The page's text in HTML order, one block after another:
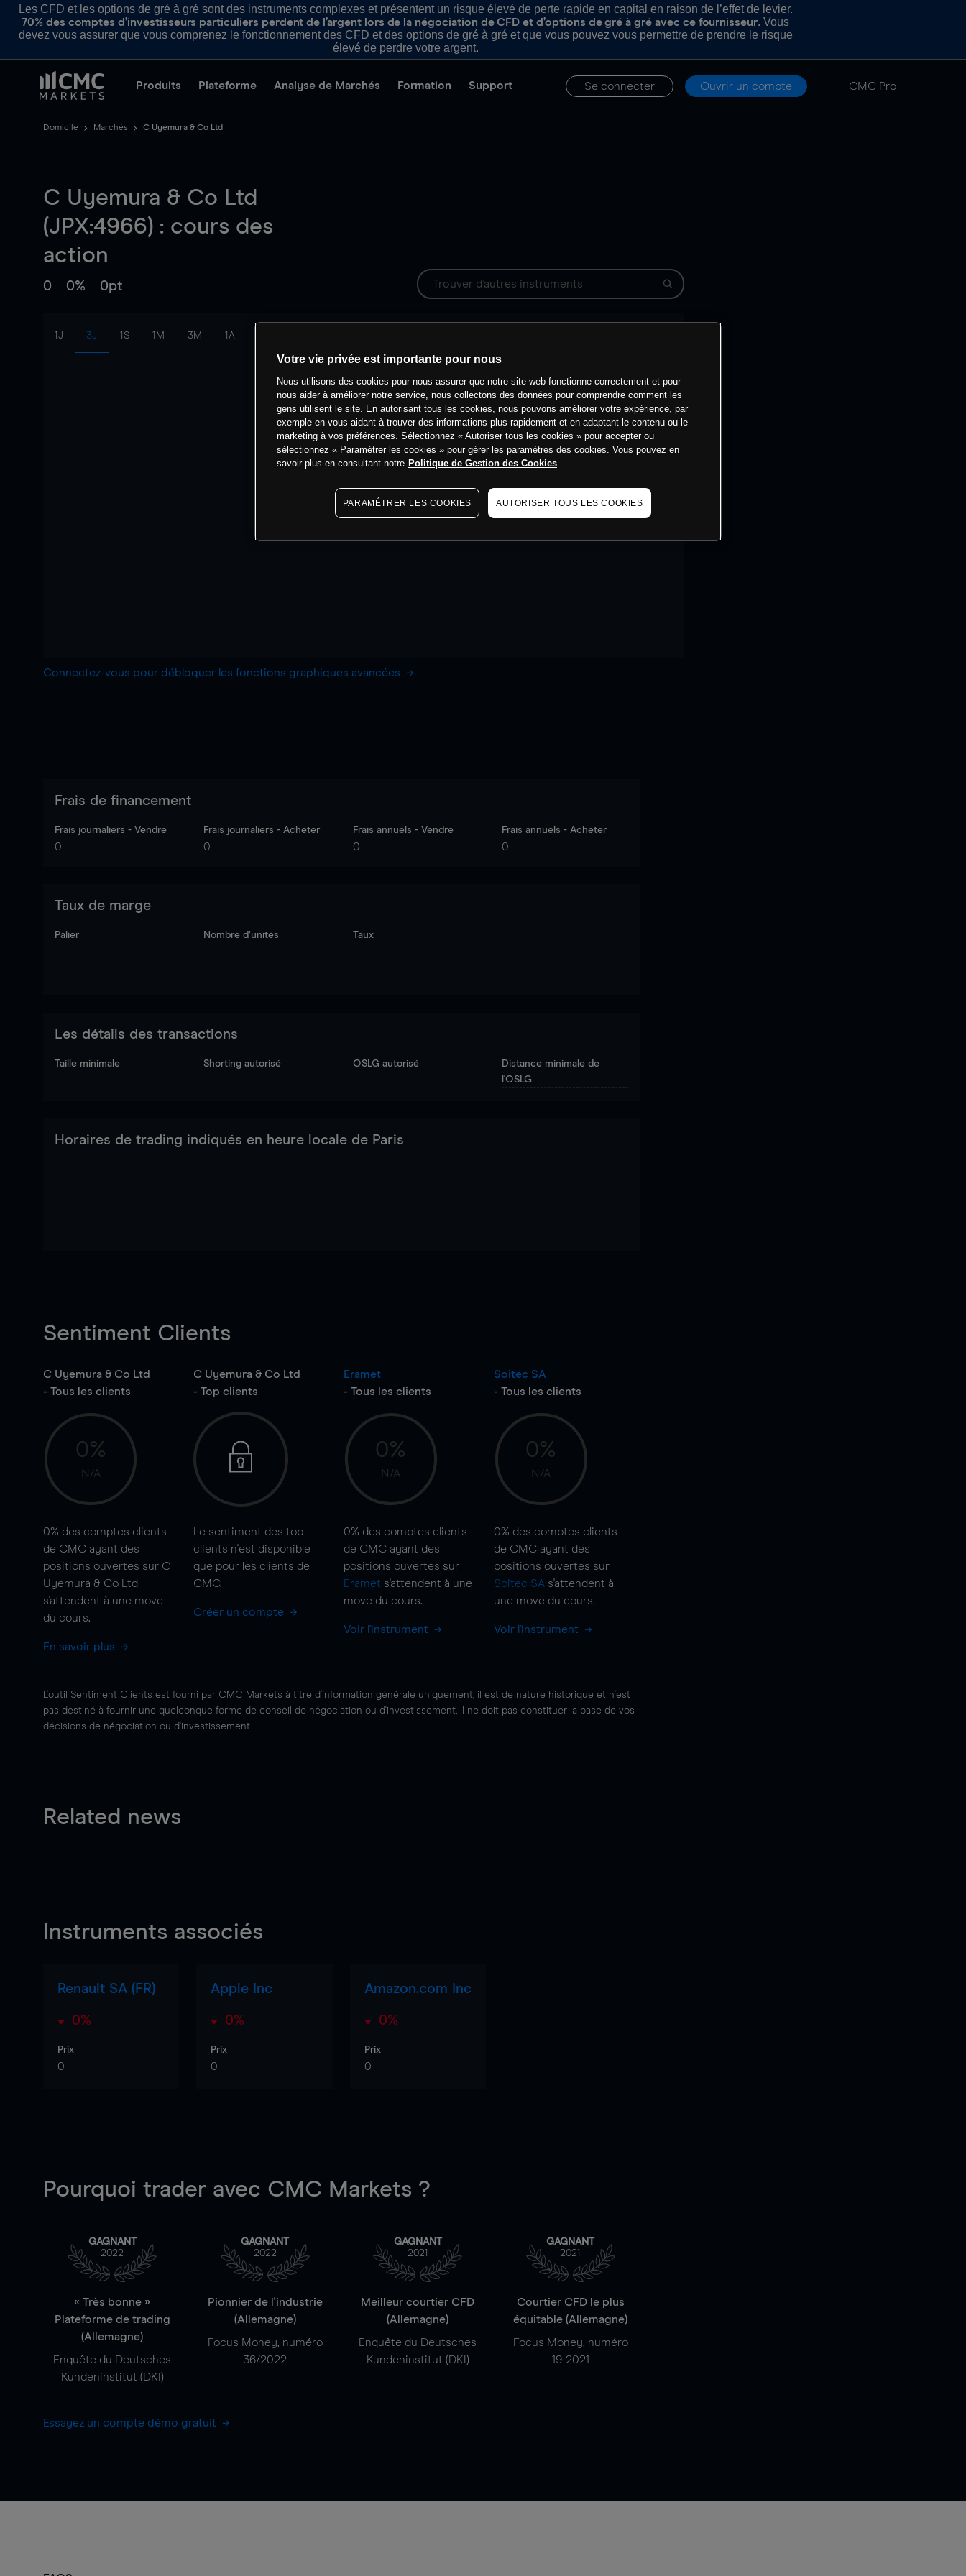
Les CFD et les options de gré à gré sont des instruments complexes et présentent un risque élevé de perte rapide en capital en raison de l’effet de levier.
70% des comptes d’investisseurs particuliers perdent de l’argent lors de la négociation de CFD et d’options de gré à gré avec ce fournisseur. Vous
devez vous assurer que vous comprenez le fonctionnement des CFD et des options de gré à gré et que vous pouvez vous permettre de prendre le risque
élevé de perdre votre argent.
Produits Plateforme Analyse de Marchés Formation Support Se connecter Ouvrir un compte CMC Pro
Domicile Marchés C Uyemura & Co Ltd
C Uyemura & Co Ltd
(JPX:4966) : cours des
action
0 0% 0pt
1J 3J 1S 1M 3M 1A
Connectez-vous pour débloquer les fonctions graphiques avancées
Frais de financement
Frais journaliers - Vendre
0
Frais journaliers - Acheter
0
Frais annuels - Vendre
0
Frais annuels - Acheter
0
Taux de marge
Palier Nombre d’unités Taux
Les détails des transactions
Taille minimale Shorting autorisé OSLG autorisé
Distance minimale de
l'OSLG
Horaires de trading indiqués en heure locale de Paris
Sentiment Clients
C Uyemura & Co Ltd
- Tous les clients
0%
N/A
0% des comptes clients
de CMC ayant des
positions ouvertes sur C
Uyemura & Co Ltd
s'attendent à une move
du cours.
En savoir plus
C Uyemura & Co Ltd
- Top clients
Le sentiment des top
clients n'est disponible
que pour les clients de
CMC.
Créer un compte
Eramet
- Tous les clients
0%
N/A
0% des comptes clients
de CMC ayant des
positions ouvertes sur
Eramet s'attendent à une
move du cours.
Voir l'instrument
Soitec SA
- Tous les clients
0%
N/A
0% des comptes clients
de CMC ayant des
positions ouvertes sur
Soitec SA s'attendent à
une move du cours.
Voir l'instrument
L'outil Sentiment Clients est fourni par CMC Markets à titre d'information générale uniquement, il est de nature historique et n'est
pas destiné à fournir une quelconque forme de conseil de négociation ou d'investissement. Il ne doit pas constituer la base de vos
décisions de négociation ou d'investissement.
Related news
Instruments associés
Renault SA (FR)
0%
Prix
0
Apple Inc
0%
Prix
0
Amazon.com Inc
0%
Prix
0
Pourquoi trader avec CMC Markets ?
GAGNANT
2022
« Très bonne »
Plateforme de trading
(Allemagne)
Enquête du Deutsches
Kundeninstitut (DKI)
GAGNANT
2022
Pionnier de l'industrie
(Allemagne)
Focus Money, numéro
36/2022
GAGNANT
2021
Meilleur courtier CFD
(Allemagne)
Enquête du Deutsches
Kundeninstitut (DKI)
GAGNANT
2021
Courtier CFD le plus
équitable (Allemagne)
Focus Money, numéro
19-2021
Essayez un compte démo gratuit
Votre vie privée est importante pour nous
Nous utilisons des cookies pour nous assurer que notre site web fonctionne correctement et pour
nous aider à améliorer notre service, nous collectons des données pour comprendre comment les
gens utilisent le site. En autorisant tous les cookies, nous pouvons améliorer votre expérience, par
exemple en vous aidant à trouver des informations plus rapidement et en adaptant le contenu ou le
marketing à vos préférences. Sélectionnez « Autoriser tous les cookies » pour accepter ou
sélectionnez « Paramétrer les cookies » pour gérer les paramètres des cookies. Vous pouvez en
savoir plus en consultant notre Politique de Gestion des Cookies
PARAMÉTRER LES COOKIES AUTORISER TOUS LES COOKIES